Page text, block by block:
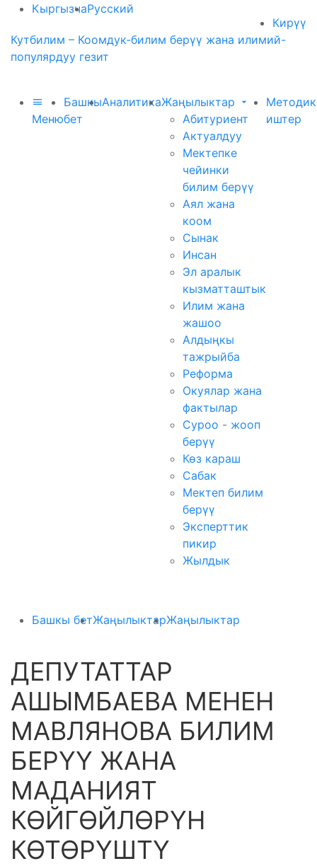
КыргызчаРусский
Кирүү
Кутбилим – Коомдук-билим берүү жана илимий-
популярдуу гезит
Меню
Башкы
бет
АналитикаЖаңылыктар
Абитуриент
Актуалдуу
Мектепке
чейинки
билим берүү
Аял жана
коом
Сынак
Инсан
Эл аралык
кызматташтык
Илим жана
жашоо
Алдыңкы
тажрыйба
Реформа
Окуялар жана
фактылар
Суроо - жооп
берүү
Көз караш
Сабак
Мектеп билим
берүү
Эксперттик
пикир
Жылдык
иштер
Башкы бетЖаңылыктарЖаңылыктар
ДЕПУТАТТАР
АШЫМБАЕВА МЕНЕН
МАВЛЯНОВА БИЛИМ
БЕРҮҮ ЖАНА
МАДАНИЯТ
КӨЙГӨЙЛӨРҮН
КӨТӨРҮШТҮ